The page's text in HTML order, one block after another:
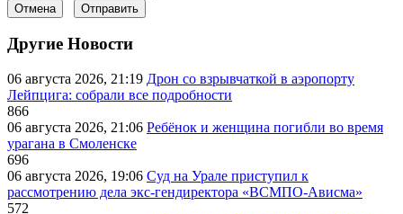
Отмена Отправить
Другие Новости
06 августа 2026, 21:19 Дрон со взрывчаткой в аэропорту
Лейпцига: собрали все подробности
866
06 августа 2026, 21:06 Ребёнок и женщина погибли во время
урагана в Смоленске
696
06 августа 2026, 19:06 Суд на Урале приступил к
рассмотрению дела экс-гендиректора «ВСМПО-Ависма»
572